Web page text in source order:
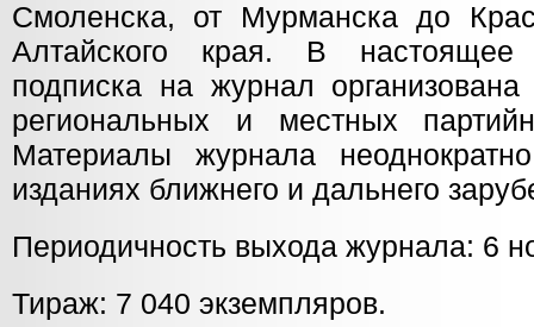
Смоленска, от Мурманска до
Алтайского края. В настоящее
подписка на журнал
региональных и местных
Материалы журнала
изданиях ближнего и дальнего
Периодичность выхода журнала: 6
Тираж: 7 040 экземпляров.